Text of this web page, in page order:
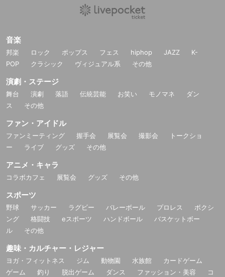
音楽
邦楽 ロック ポップス フェス hiphop JAZZ
K-
POP
クラシック ヴィジュアル系 その他
演劇・ステージ
舞台 演劇 落語 伝統芸能 お笑い モノマネ
ダン
ス
その他
ファン・アイドル
ファンミーティング 握手会 展覧会 撮影会
トークショ
ー
ライブ グッズ その他
アニメ・キャラ
コラボカフェ 展覧会 グッズ その他
スポーツ
野球 サッカー ラグビー バレーボール プロレス
ボクシ
ング
格闘技 eスポーツ ハンドボール
バスケットボー
ル
その他
趣味・カルチャー・レジャー
ヨガ・フィットネス ジム 動物園 水族館
カードゲーム
ゲーム
釣り 脱出ゲーム ダンス ファッション・美容
コ